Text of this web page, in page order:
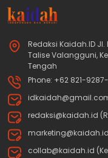
Redaksi Kaidah.ID Jl.
Talise Valangguni,
Tengah
Phone: +62 821-
redaksi@kaidah.id
collab@kaidah.id